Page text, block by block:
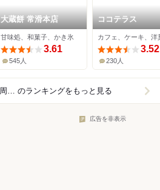
大蔵餅 常滑本店
甘味処、和菓子、かき氷
3.61
545人
ココテラス
カフェ、ケーキ、洋
3.52
230人
知多・常滑・半田周辺×カフェ のランキングをもっと見る
広告を非表示